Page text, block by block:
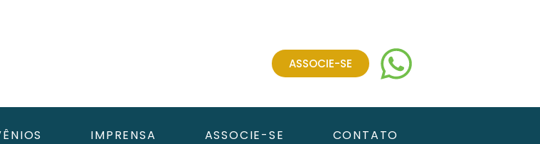
ASSOCIE-SE
IMPRENSA ASSOCIE-SE CONTATO